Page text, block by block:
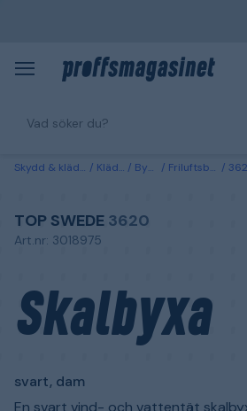
Skydd & kläder Kläder Byxor Friluftsbyxor
TOP SWEDE 3620
Art.nr: 3018975
Skalbyxa
svart, dam
En svart vind- och vattentät